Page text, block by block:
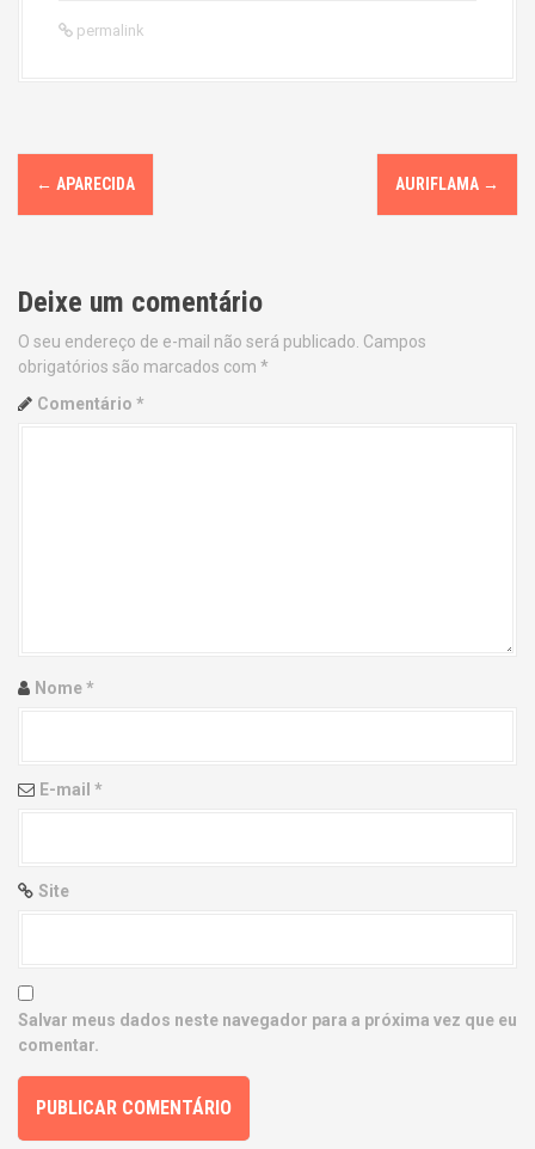
permalink
P
o
t
n
a
i
n
← APARECIDA AURIFLAMA →
Deixe um comentário
O seu endereço de e-mail não será publicado. Campos
obrigatórios são marcados com *
Comentário *
Nome*
E-mail *
Site
Salvar meus dados neste navegador para a próxima vez que eu
comentar.